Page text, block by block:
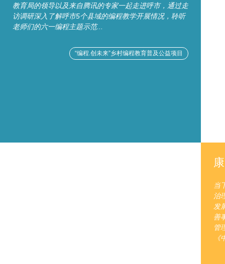
教育局的领导以及来自腾讯的专家一起走进呼市，通过走
访调研深入了解呼市5个县域的编程教学开展情况，聆听
老师们的六一编程主题示范...
“编程.创未来”乡村编程教育普及公益项目
当
治
发
善
管